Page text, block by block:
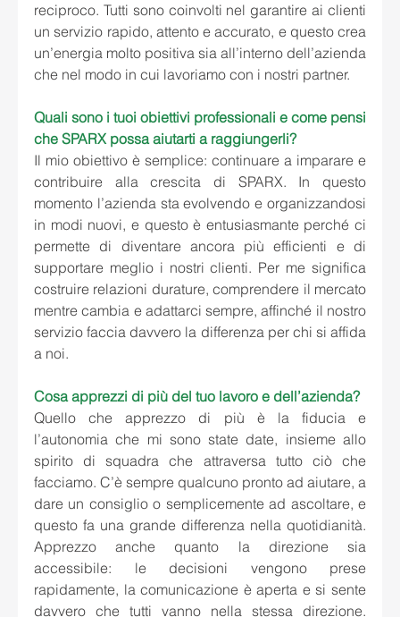
reciproco. Tutti sono coinvolti nel garantire ai clienti
un servizio rapido, attento e accurato, e questo crea
un’energia molto positiva sia all’interno dell’azienda
che nel modo in cui lavoriamo con i nostri partner.
Quali sono i tuoi obiettivi professionali e come pensi
che SPARX possa aiutarti a raggiungerli?
Il mio obiettivo è semplice: continuare a imparare e
contribuire alla crescita di SPARX. In questo
momento l’azienda sta evolvendo e organizzandosi
in modi nuovi, e questo è entusiasmante perché ci
permette di diventare ancora più efficienti e di
supportare meglio i nostri clienti. Per me significa
costruire relazioni durature, comprendere il mercato
mentre cambia e adattarci sempre, affinché il nostro
servizio faccia davvero la differenza per chi si affida
a noi.
Cosa apprezzi di più del tuo lavoro e dell’azienda?
Quello che apprezzo di più è la fiducia e
l’autonomia che mi sono state date, insieme allo
spirito di squadra che attraversa tutto ciò che
facciamo. C’è sempre qualcuno pronto ad aiutare, a
dare un consiglio o semplicemente ad ascoltare, e
questo fa una grande differenza nella quotidianità.
Apprezzo anche quanto la direzione sia
accessibile: le decisioni vengono prese
rapidamente, la comunicazione è aperta e si sente
davvero che tutti vanno nella stessa direzione.